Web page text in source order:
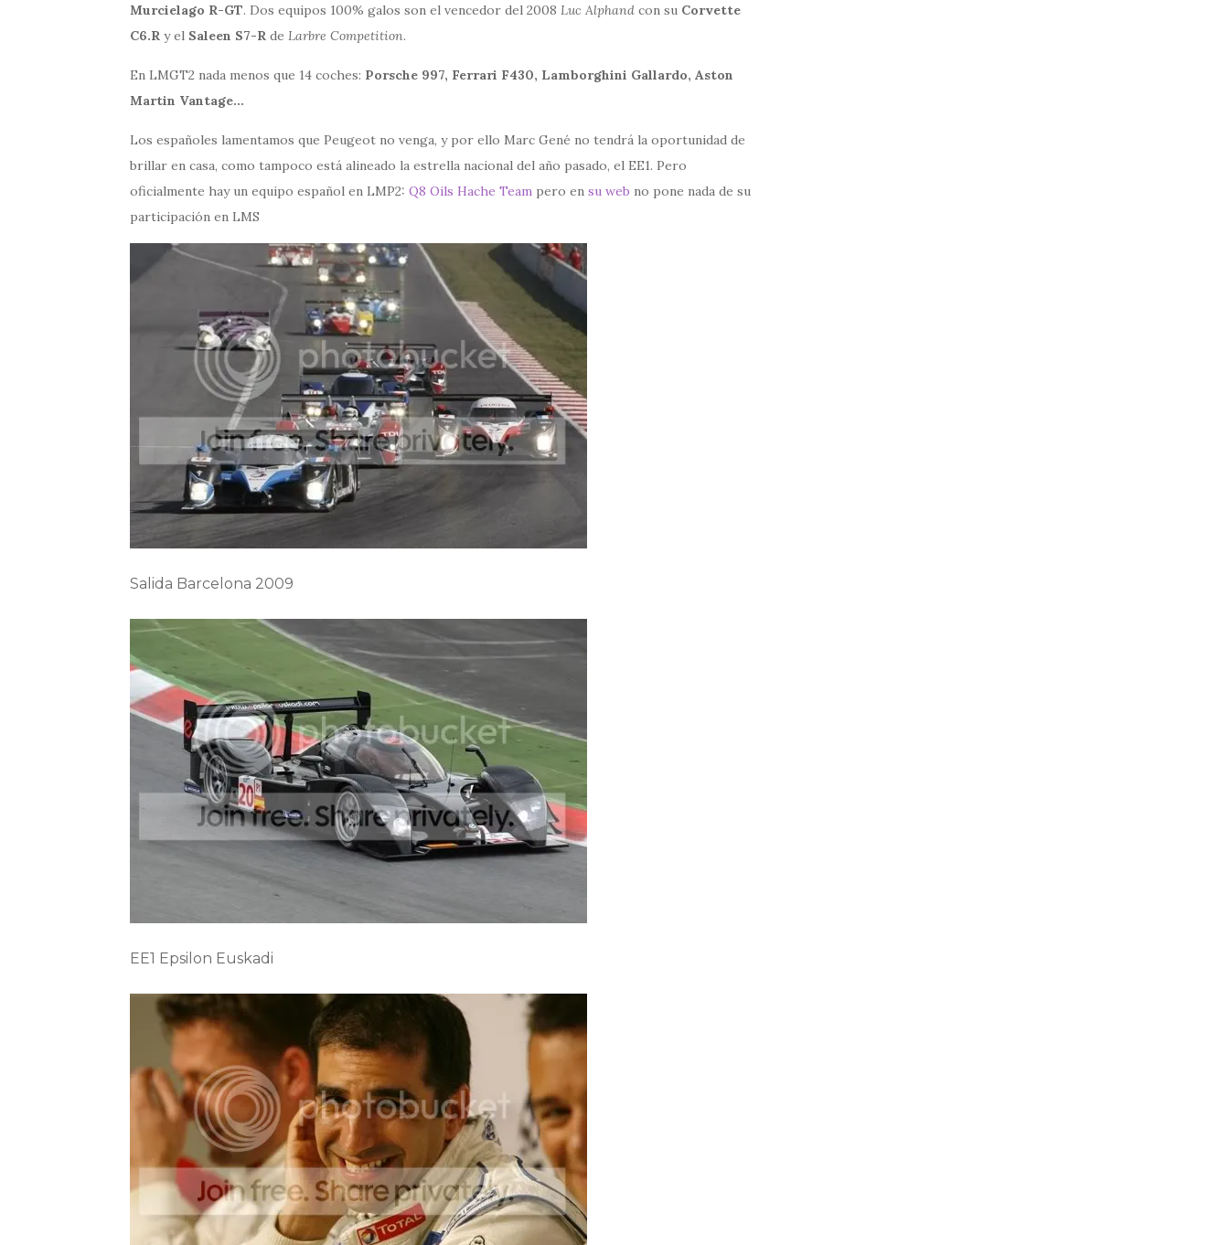
Murcielago R-GT. Dos equipos 100% galos son el vencedor del 2008 Luc Alphand con su Corvette
C6.R y el Saleen S7-R de Larbre Competition.
En LMGT2 nada menos que 14 coches: Porsche 997, Ferrari F430, Lamborghini Gallardo, Aston
Martin Vantage…
Los españoles lamentamos que Peugeot no venga, y por ello Marc Gené no tendrá la oportunidad de
brillar en casa, como tampoco está alineado la estrella nacional del año pasado, el EE1. Pero
oficialmente hay un equipo español en LMP2: Q8 Oils Hache Team pero en su web no pone nada de su
participación en LMS
Salida Barcelona 2009
EE1 Epsilon Euskadi